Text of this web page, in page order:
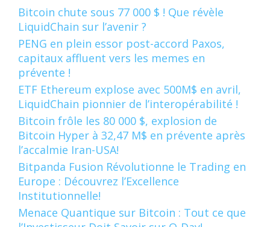
Bitcoin chute sous 77 000 $ ! Que révèle
LiquidChain sur l’avenir ?
PENG en plein essor post-accord Paxos,
capitaux affluent vers les memes en
prévente !
ETF Ethereum explose avec 500M$ en avril,
LiquidChain pionnier de l’interopérabilité !
Bitcoin frôle les 80 000 $, explosion de
Bitcoin Hyper à 32,47 M$ en prévente après
l’accalmie Iran-USA!
Bitpanda Fusion Révolutionne le Trading en
Europe : Découvrez l’Excellence
Institutionnelle!
Menace Quantique sur Bitcoin : Tout ce que